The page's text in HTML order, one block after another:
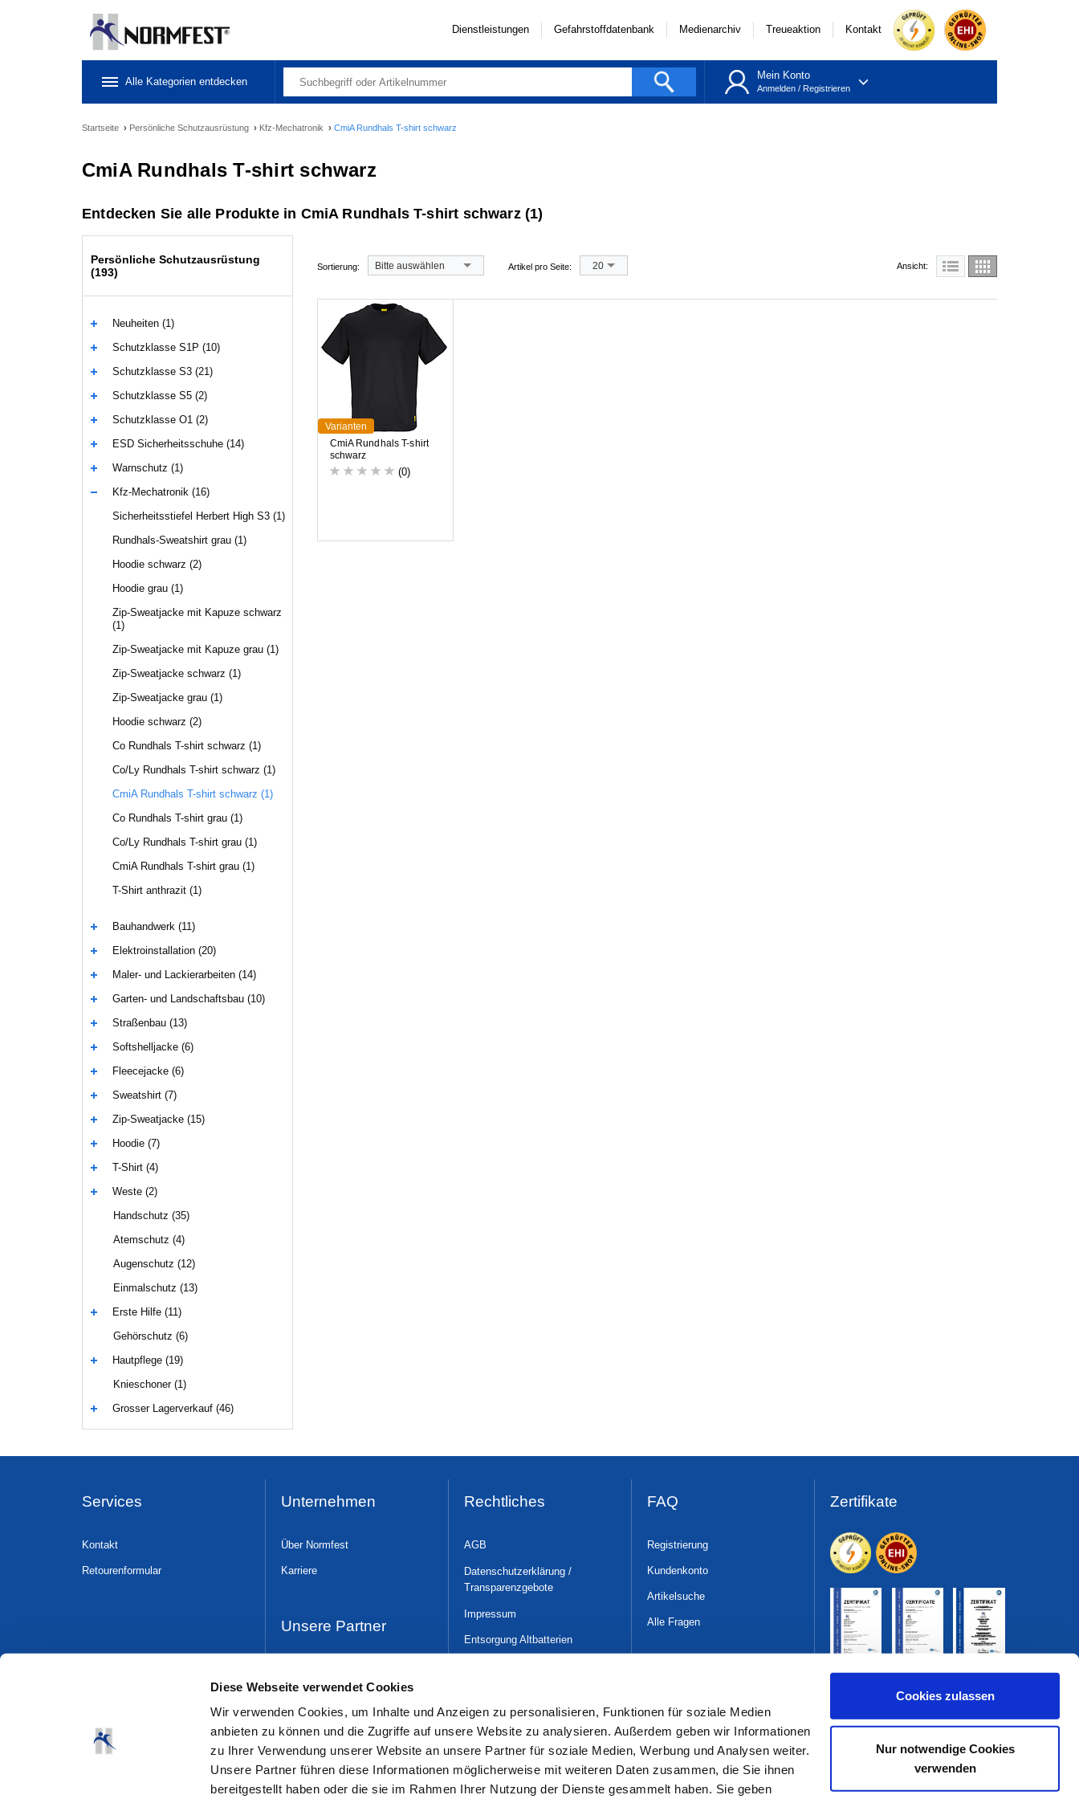
Diese Webseite verwendet Cookies
Wir verwenden Cookies, um Inhalte und Anzeigen zu personalisieren, Funktionen für soziale Medien
anbieten zu können und die Zugriffe auf unsere Website zu analysieren. Außerdem geben wir Informationen
zu Ihrer Verwendung unserer Website an unsere Partner für soziale Medien, Werbung und Analysen weiter.
Unsere Partner führen diese Informationen möglicherweise mit weiteren Daten zusammen, die Sie ihnen
bereitgestellt haben oder die sie im Rahmen Ihrer Nutzung der Dienste gesammelt haben. Sie geben
Cookies zulassen
Nur notwendige Cookies
verwenden
Dienstleistungen Gefahrstoffdatenbank Medienarchiv Treueaktion Kontakt
Alle Kategorien entdecken
Mein Konto
Anmelden / Registrieren
Startseite › Persönliche Schutzausrüstung › Kfz-Mechatronik › CmiA Rundhals T-shirt schwarz
CmiA Rundhals T-shirt schwarz
Entdecken Sie alle Produkte in CmiA Rundhals T-shirt schwarz (1)
Persönliche Schutzausrüstung
(193)
Neuheiten (1)
Schutzklasse S1P (10)
Schutzklasse S3 (21)
Schutzklasse S5 (2)
Schutzklasse O1 (2)
ESD Sicherheitsschuhe (14)
Warnschutz (1)
Kfz-Mechatronik (16)
Sicherheitsstiefel Herbert High S3 (1)
Rundhals-Sweatshirt grau (1)
Hoodie schwarz (2)
Hoodie grau (1)
Zip-Sweatjacke mit Kapuze schwarz
(1)
Zip-Sweatjacke mit Kapuze grau (1)
Zip-Sweatjacke schwarz (1)
Zip-Sweatjacke grau (1)
Hoodie schwarz (2)
Co Rundhals T-shirt schwarz (1)
Co/Ly Rundhals T-shirt schwarz (1)
CmiA Rundhals T-shirt schwarz (1)
Co Rundhals T-shirt grau (1)
Co/Ly Rundhals T-shirt grau (1)
CmiA Rundhals T-shirt grau (1)
T-Shirt anthrazit (1)
Bauhandwerk (11)
Elektroinstallation (20)
Maler- und Lackierarbeiten (14)
Garten- und Landschaftsbau (10)
Straßenbau (13)
Softshelljacke (6)
Fleecejacke (6)
Sweatshirt (7)
Zip-Sweatjacke (15)
Hoodie (7)
T-Shirt (4)
Weste (2)
Handschutz (35)
Atemschutz (4)
Augenschutz (12)
Einmalschutz (13)
Erste Hilfe (11)
Gehörschutz (6)
Hautpflege (19)
Knieschoner (1)
Grosser Lagerverkauf (46)
Sortierung: Bitte auswählen Artikel pro Seite: 20 Ansicht:
Varianten
CmiA Rundhals T-shirt
schwarz
(0)
Services
Kontakt
Retourenformular
Unternehmen
Über Normfest
Karriere
Unsere Partner
Rechtliches
AGB
Datenschutzerklärung /
Transparenzgebote
Impressum
Entsorgung Altbatterien
Gender-Hinweis
FAQ
Registrierung
Kundenkonto
Artikelsuche
Alle Fragen
Zertifikate